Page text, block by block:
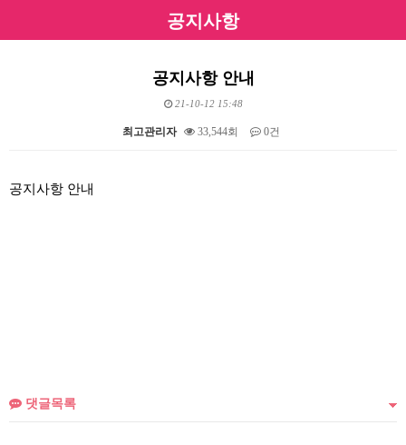
공지사항
공지사항 안내
21-10-12 15:48
최고관리자 33,544회 0건
공지사항 안내
댓글목록